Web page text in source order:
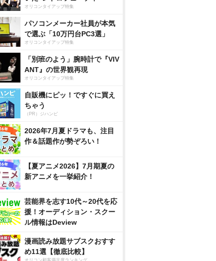
オリコンタイアップ特集
パソコンメーカー社員が本気
で選ぶ「10万円台PC3選」
オリコンタイアップ特集
「別班のよう」腕時計で『VIV
ANT』の世界観再現
オリコンタイアップ特集
自販機にピッ！ですぐに買え
ちゃう
（PR）ジハンピ
2026年7月夏ドラマも、注目
作＆話題作が勢ぞろい！
【夏アニメ2026】7月期夏の
新アニメを一挙紹介！
芸能界を志す10代～20代を応
援！オーディション・スクー
ル情報はDeview
漫画読み放題サブスクおすす
め11選【徹底比較】
オリコン顧客満足度ランキング